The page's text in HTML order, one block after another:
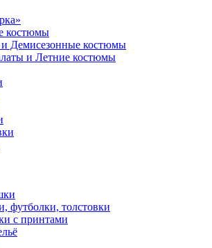
костюмы
Демисезонные костюмы
и Летние костюмы
футболки, толстовки
с принтами